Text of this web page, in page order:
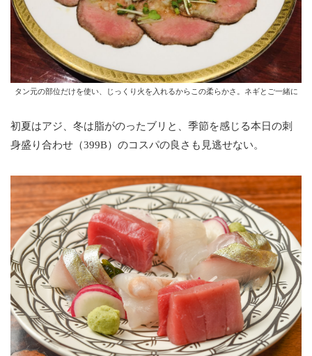
タン元の部位だけを使い、じっくり火を入れるからこの柔らかさ。ネギとご一緒に
初夏はアジ、冬は脂がのったブリと、季節を感じる本日の刺
身盛り合わせ（399B）のコスパの良さも見逃せない。